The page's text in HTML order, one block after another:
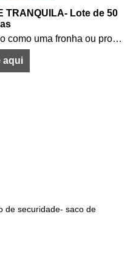
TRANQUILA- Lote de 50
Fronha Noite tranquila utilizado como uma fronha ou protecção de travesseiro. Para proteger o travesseiro de manchas e vazamentos de água, enquanto estão a dormir tranquilamente sem barulho.
aqui
de securidade- saco de